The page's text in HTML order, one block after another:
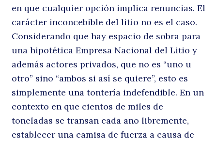
en que cualquier opción implica renuncias. El
carácter inconcebible del litio no es el caso.
Considerando que hay espacio de sobra para
una hipotética Empresa Nacional del Litio y
además actores privados, que no es “uno u
otro” sino “ambos si así se quiere”, esto es
simplemente una tontería indefendible. En un
contexto en que cientos de miles de
toneladas se transan cada año libremente,
establecer una camisa de fuerza a causa de